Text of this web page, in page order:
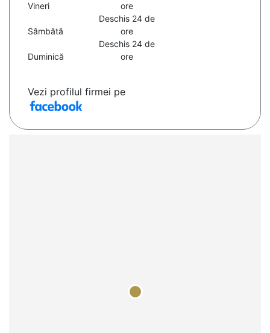
Vineri
ore
Sâmbătă
Deschis 24 de
ore
Duminică
Deschis 24 de
ore
Vezi profilul firmei pe